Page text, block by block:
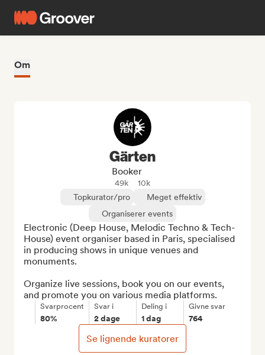
Om
Gärten
Booker
49k
10k
Topkurator/pro
Meget effektiv
Organiserer events
Electronic (Deep House, Melodic Techno & Tech-
House) event organiser based in Paris, specialised
in producing shows in unique venues and
monuments.
Organize live sessions, book you on our events,
and promote you on various media platforms.
Svarprocent
80%
Svar i
2 dage
Deling i
1 dag
Givne svar
764
Se lignende kuratorer